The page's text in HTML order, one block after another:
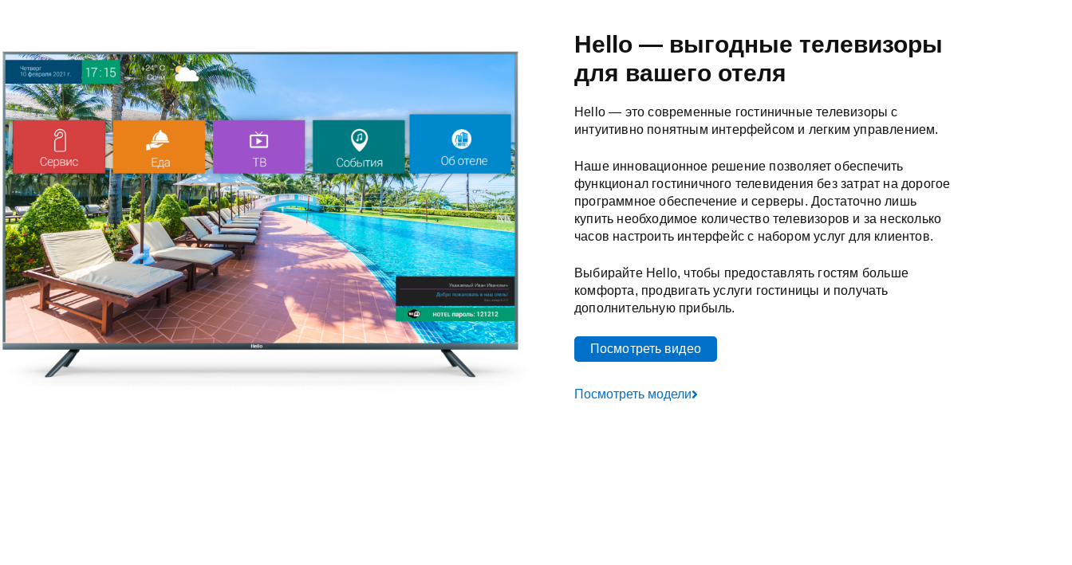
Hello — выгодные телевизоры
для вашего отеля
Hello — это современные гостиничные телевизоры с
интуитивно понятным интерфейсом и легким управлением.
Наше инновационное решение позволяет обеспечить
функционал гостиничного телевидения без затрат на дорогое
программное обеспечение и серверы. Достаточно лишь
купить необходимое количество телевизоров и за несколько
часов настроить интерфейс с набором услуг для клиентов.
Выбирайте Hello, чтобы предоставлять гостям больше
комфорта, продвигать услуги гостиницы и получать
дополнительную прибыль.
Посмотреть видео
Посмотреть модели